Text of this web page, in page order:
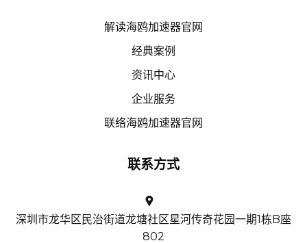
解读海鸥加速器官网
经典案例
资讯中心
企业服务
联络海鸥加速器官网
联系方式
深圳市龙华区民治街道龙塘社区星河传奇花园一期1栋B座
802